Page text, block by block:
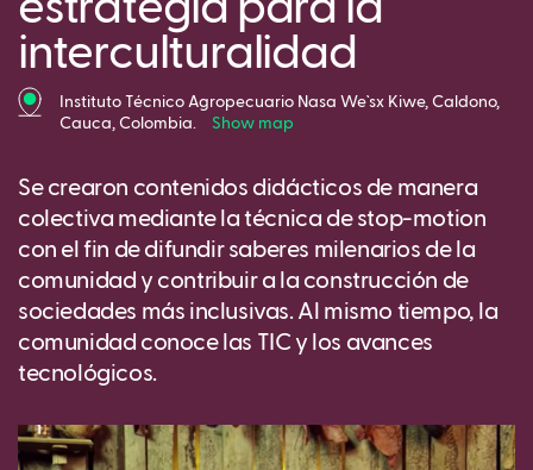
estrategia para la
interculturalidad
Instituto Técnico Agropecuario Nasa We`sx Kiwe, Caldono,
Cauca, Colombia.
Show map
Se crearon contenidos didácticos de manera
colectiva mediante la técnica de stop-motion
con el fin de difundir saberes milenarios de la
comunidad y contribuir a la construcción de
sociedades más inclusivas. Al mismo tiempo, la
comunidad conoce las TIC y los avances
tecnológicos.